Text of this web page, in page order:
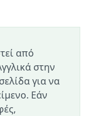
από
στην
για να
Εάν